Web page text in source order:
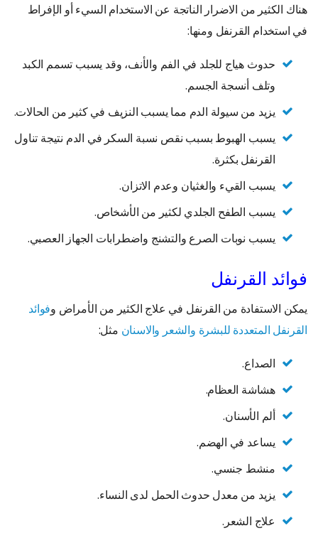
هناك الكثير من الاضرار الناتجة عن الاستخدام السيء أو الإفراط
في استخدام القرنفل ومنها:
حدوث هياج للجلد في الفم والأنف، وقد يسبب تسمم الكبد
وتلف أنسجة الجسم.
يزيد من سيولة الدم مما يسبب النزيف في كثير من الحالات.
يسبب الهبوط بسبب نقص نسبة السكر في الدم نتيجة تناول
القرنفل بكثرة.
يسبب القيء والغثيان وعدم الاتزان.
يسبب الطفح الجلدي لكثير من الأشخاص.
يسبب نوبات الصرع والتشنج واضطرابات الجهاز العصبي.
فوائد القرنفل
يمكن الاستفادة من القرنفل في علاج الكثير من الأمراض وفوائد
القرنفل المتعددة للبشرة والشعر والاسنان مثل:
الصداع.
هشاشة العظام.
ألم الأسنان.
يساعد في الهضم.
منشط جنسي.
يزيد من معدل حدوث الحمل لدى النساء.
علاج الشعر.